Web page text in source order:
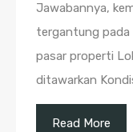
Jawabannya,
tergantung pada
pasar properti
ditawarkan
Read More